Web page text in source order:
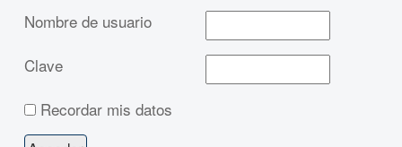
Nombre de usuario
Clave
Recordar mis datos